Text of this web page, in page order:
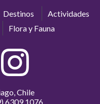
Destinos
Actividades
Flora y Fauna
Chile
6309 1076